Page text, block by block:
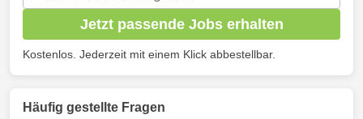
Jetzt passende Jobs erhalten
Kostenlos. Jederzeit mit einem Klick abbestellbar.
Häufig gestellte Fragen